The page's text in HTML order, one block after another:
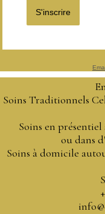
S'inscrire
Soins Traditionnels
Soins en présentiel
ou dans
Soins à domicile